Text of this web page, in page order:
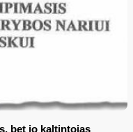
bet jo kaltintojas